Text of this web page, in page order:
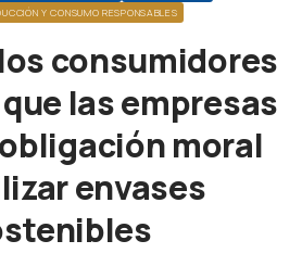
Y CONSUMO RESPONSABLES
consumidores
las empresas
moral
envases